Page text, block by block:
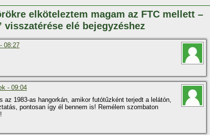
elköteleztem magam az FTC mellett –
visszatérése elé bejegyzéshez
08:27
- 09:04
az 1983-as hangorkán, amikor futótűzként terjedt a lelátón,
pontosan í­gy él bennem is! Remélem szombaton